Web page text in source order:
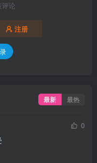
论
注册
最新 最热
0